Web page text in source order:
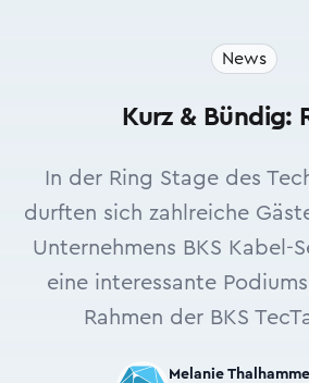
News
Kurz & Bündig:
In der Ring Stage des
durften sich zahlreiche
Unternehmens BKS Kabel-
eine interessante
Rahmen der BKS
Melanie